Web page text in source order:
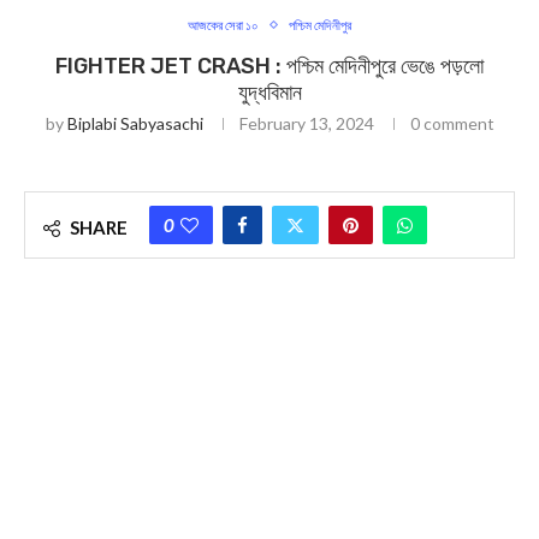
আজকের সেরা ১০ পশ্চিম মেদিনীপুর
FIGHTER JET CRASH : পশ্চিম মেদিনীপুরে ভেঙে পড়লো
যুদ্ধবিমান
byBiplabi Sabyasachi February 13, 2024 0 comment
SHARE 0